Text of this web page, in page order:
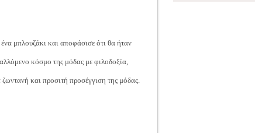
ένα μπλουζάκι και αποφάσισε ότι θα ήταν
κόσμο της μόδας με φιλοδοξία,
ζωντανή και προσιτή προσέγγιση της μόδας.